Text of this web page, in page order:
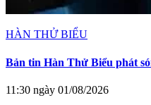
HÀN THỬ BIỂU
Bản tin Hàn Thử Biểu phát
11:30 ngày 01/08/2026